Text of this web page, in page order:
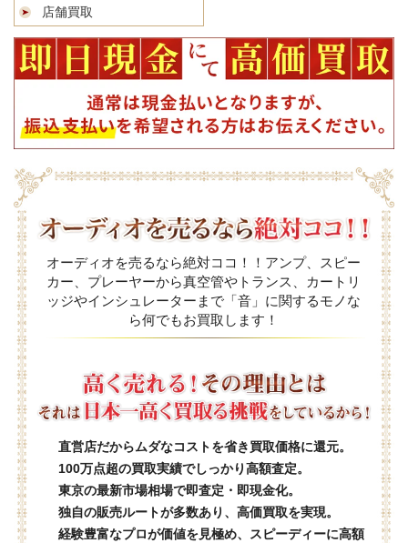
店舗買取
オーディオを売るなら絶対ココ！！アンプ、スピー
カー、プレーヤーから真空管やトランス、カートリ
ッジやインシュレーターまで「音」に関するモノな
ら何でもお買取します！
直営店だからムダなコストを省き買取価格に還元。
100万点超の買取実績でしっかり高額査定。
東京の最新市場相場で即査定・即現金化。
独自の販売ルートが多数あり、高価買取を実現。
経験豊富なプロが価値を見極め、スピーディーに高額